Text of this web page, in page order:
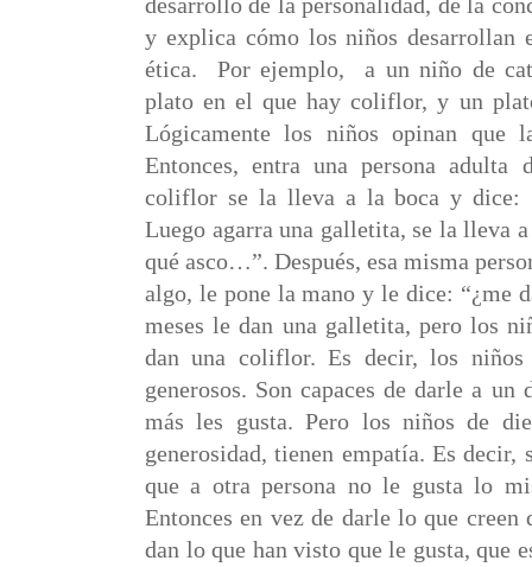
desarrollo de la personalidad, de la
y explica cómo los niños desarrollan
ética.
Por ejemplo,
a un niño de
plato en el que hay coliflor, y un
Lógicamente los niños opinan que
Entonces, entra una persona adulta
coliflor se la lleva a la boca y dice:
Luego agarra una galletita, se la lleva
qué asco…”. Después, esa misma
algo, le pone la mano y le dice: “¿me
meses le dan una galletita, pero los
dan una coliflor. Es decir, los niños
generosos. Son capaces de darle a
más les gusta. Pero los niños de
generosidad, tienen empatía. Es decir,
que a otra persona no le gusta lo
Entonces en vez de darle lo que
dan lo que han visto que le gusta, que